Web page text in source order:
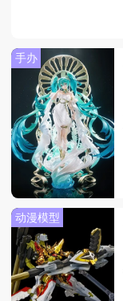
手办
动漫模型